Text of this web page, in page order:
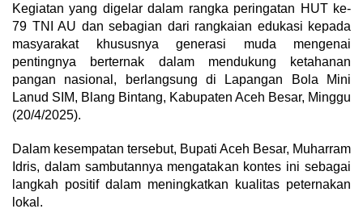
Kegiatan yang digelar dalam rangka peringatan HUT ke-
79 TNI AU dan sebagian dari rangkaian edukasi kepada
masyarakat khususnya generasi muda mengenai
pentingnya berternak dalam mendukung ketahanan
pangan nasional, berlangsung di Lapangan Bola Mini
Lanud SIM, Blang Bintang, Kabupaten Aceh Besar, Minggu
(20/4/2025).
Dalam kesempatan tersebut, Bupati Aceh Besar, Muharram
Idris, dalam sambutannya mengatakan kontes ini sebagai
langkah positif dalam meningkatkan kualitas peternakan
lokal.